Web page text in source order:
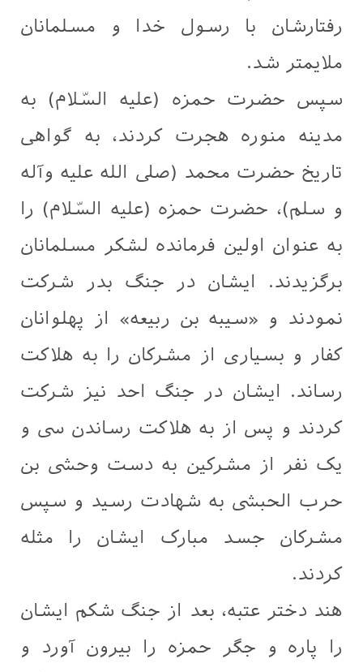
رفتارشان با رسول خدا و مسلمانان
‏ملايمتر شد.
سپس حضرت حمزه (علیه السّلام) به
مدینه منوره هجرت کردند، به گواهی
تاریخ حضرت محمد (صلی الله علیه وآله
و سلم)، حضرت حمزه (علیه السّلام) را
به عنوان اولین فرمانده لشکر مسلمانان
برگزیدند. ایشان در جنگ بدر شرکت
نمودند و «سیبه بن ربیعه» از پهلوانان
کفار و بسیاری از مشرکان را به هلاکت
رساند. ایشان در جنگ احد نیز شرکت
کردند و پس از به هلاکت رساندن سی و
یک نفر از مشرکین به دست وحشی بن
حرب الحبشی به شهادت رسید و سپس
مشرکان جسد مبارک ایشان را مثله
کردند.
هند دختر عتبه، بعد از جنگ شکم ایشان
را پاره و جگر حمزه را بیرون آورد و